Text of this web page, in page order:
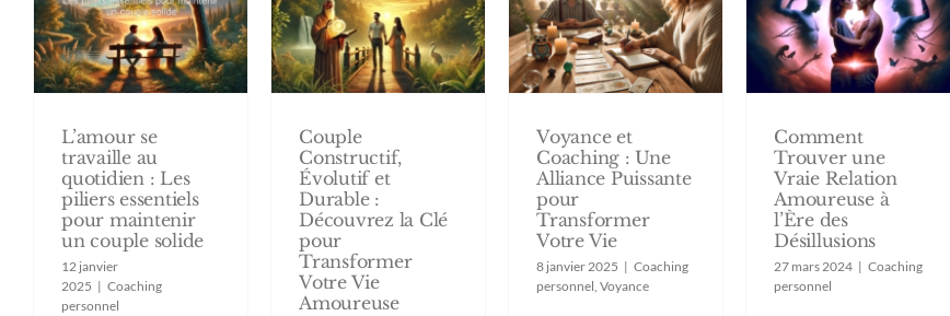
L’amour se travaille
au quotidien : Les
piliers essentiels pour
maintenir un couple
solide
L’amour se
travaille au
quotidien : Les
piliers essentiels
pour maintenir
un couple solide
12 janvier
2025 | Coaching
personnel
Couple Constructif,
Évolutif et Durable :
Découvrez la Clé
pour Transformer
Votre Vie Amoureuse
Couple
Constructif,
Évolutif et
Durable :
Découvrez la Clé
pour
Transformer
Votre Vie
Amoureuse
Voyance et Coaching :
Une Alliance
Puissante pour
Transformer Votre
Vie
Voyance et
Coaching : Une
Alliance Puissante
pour
Transformer
Votre Vie
8 janvier 2025 | Coaching
personnel, Voyance
Comment Trouver
une Vraie Relation
Amoureuse à l’Ère des
Désillusions
Comment
Trouver une
Vraie Relation
Amoureuse à
l’Ère des
Désillusions
27 mars 2024 | Coaching
personnel